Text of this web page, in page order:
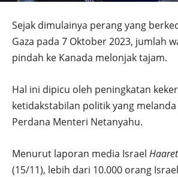
Sejak dimulainya perang yang
Gaza pada 7 Oktober 2023, jumlah
pindah ke Kanada melonjak tajam.
Hal ini dipicu oleh peningkatan
ketidakstabilan politik yang
Perdana Menteri Netanyahu.
Menurut laporan media Israel
(15/11), lebih dari 10.000 orang